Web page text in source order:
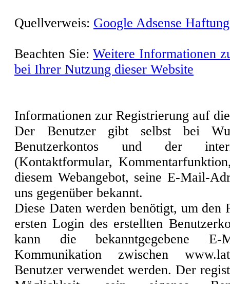
Quellverweis: Google Adsense
Beachten Sie:Weitere Informationen
bei Ihrer Nutzung dieser Website
Informationen zur Registrierung auf
Der Benutzer gibt selbst bei
Benutzerkontos und der
(Kontaktformular,
diesem Webangebot, seine E-Mail-
uns gegenüber bekannt.
Diese Daten werden benötigt, um den
ersten Login des erstellten
kann die bekanntgegebene E-
Kommunikation zwischen
Benutzer verwendet werden. Der